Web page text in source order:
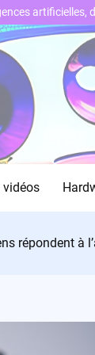
vidéos
répondent à